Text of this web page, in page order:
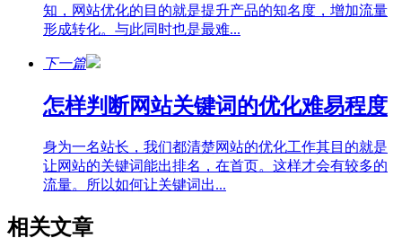
知，网站优化的目的就是提升产品的知名度，增加流量
形成转化。与此同时也是最难...
下一篇
怎样判断网站关键词的优化难易程度
身为一名站长，我们都清楚网站的优化工作其目的就是
让网站的关键词能出排名，在首页。这样才会有较多的
流量。所以如何让关键词出...
相关文章